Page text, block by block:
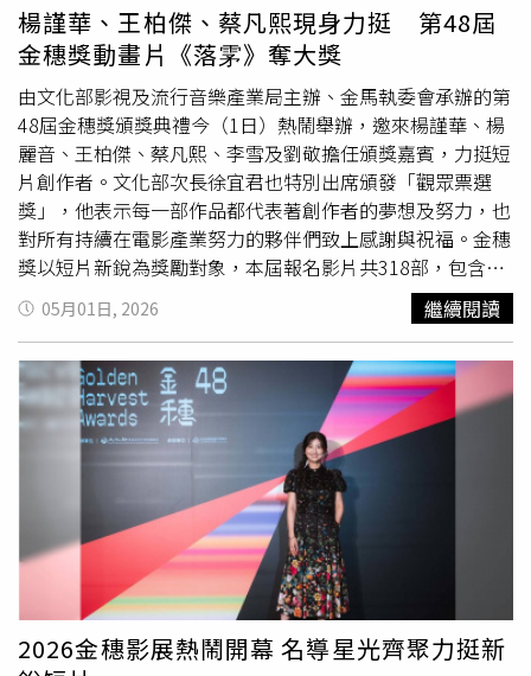
編輯，展現截然不同的角色樣貌。她在第一天進組時也驚豔
表示：「無論場景、服裝還是造型，都讓人彷彿回到那個年
代。」再次與樓一安導演合作的她笑說：「他總是給我很難
的任務。」而日前林怡婷以《恨女的逆襲》於台北電影獎封
后，動人的得獎感言也讓人印象深刻。而得獎隔日一早便馬
不停蹄地進組拍片，為了感念劇組讓他順利參加頒獎典禮，
林怡婷也特別為劇組「加菜」，和劇組的大家分享喜悅及榮
耀。《夢蛇》由內容物數位電影及希望影視行銷共同製作，
電影拍攝進行中，預計於2027年完成製作。《夢蛇》的創
作起點，源自樓一安導演九年前拍攝以呂赫若生平為主題的
電視劇《台北歌手》期間，當時他為了還原歷史背景進行大
量田野調查，卻受限於篇幅，許多素材無法寫進劇中，長年
對歷史議題深感興趣的他，便以這段醞釀多年的構想為起
點，展開《夢蛇》的創作，除已公布的卡司之外，更有蔡燦
得、陳竹昇、洪毓璟、玨君等實力派演員加入，本片故事講
述一場反覆出現的夢、一條穿越時代的紅蛇，以及三個世代
無法逃離的命運牽引。劇創所學生因為畢業製作追尋家族塵
封已久的往事，一樁命案與一段被遺忘的記憶也隨之浮現，
真相與謊言、情感與秘密彼此交錯，在夢境與現實的邊界
上，映照出人們對歷史、信念與自我的追尋。
楊謹華、王柏傑、蔡凡熙現身力挺 第48屆
金穗獎動畫片《落雺》奪大獎
由文化部影視及流行音樂產業局主辦、金馬執委會承辦的第
48屆金穗獎頒獎典禮今（1日）熱鬧舉辦，邀來楊謹華、楊
麗音、王柏傑、蔡凡熙、李雪及劉敬擔任頒獎嘉賓，力挺短
片創作者。文化部次長徐宜君也特別出席頒發「觀眾票選
獎」，他表示每一部作品都代表著創作者的夢想及努力，也
對所有持續在電影產業努力的夥伴們致上感謝與祝福。金穗
獎以短片新銳為獎勵對象，本屆報名影片共318部，包含劇
情、紀錄、動畫、實驗類，共入圍62部，競爭非常激烈。最
終不分類別的「金穗大獎」由動畫《落雺》拿下，評審盛讚
與變異，展現令人低迴的影像張力。導演莊淯津哽咽表示動
畫創作是很孤獨的一條路，很感謝這屆金穗獎舉辦很多活
動，讓創作者能與評審、入圍者們彼此交流，自己設計的巧
思都有被看見。這段迷茫的過程透過動畫記錄下來，雖然仍
處在混沌階段，但一定會繼續前行。本屆金穗獎「最佳劇情
片」由黃芝嘉聯手李雪、林意箴詩意訴說同性之愛的
《Somewhere in Time, 河與石頭》獲得。林佑恩、劉燕美
共同執導，深入刻畫生死掙扎的《第九十三封信之後》則贏
得「最佳紀錄片」。本片同時拿下了結合實體影展與線上影
展觀眾共同選出的「觀眾票選獎」，導演表示安樂死的議題
很沉重，希望能藉本片讓更多人看見主角的故事，引發更多
05月01日, 2026 繼續閱讀
2026金穗影展熱鬧開幕 名導星光齊聚力挺新